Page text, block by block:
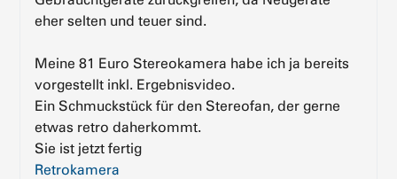
eher selten und teuer sind.
Meine 81 Euro Stereokamera habe ich ja bereits
vorgestellt inkl. Ergebnisvideo.
Ein Schmuckstück für den Stereofan, der gerne
etwas retro daherkommt.
Sie ist jetzt fertig
Retrokamera